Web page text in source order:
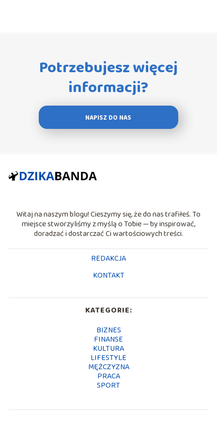
Potrzebujesz więcej
informacji?
NAPISZ DO NAS
Witaj na naszym blogu! Cieszymy się, że do nas trafiłeś. To
miejsce stworzyliśmy z myślą o Tobie — by inspirować,
doradzać i dostarczać Ci wartościowych treści.
REDAKCJA
KONTAKT
KATEGORIE:
BIZNES
FINANSE
KULTURA
LIFESTYLE
MĘŻCZYZNA
PRACA
SPORT